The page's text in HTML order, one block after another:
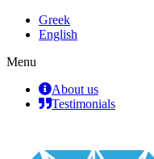
Greek
English
Menu
About us
Testimonials